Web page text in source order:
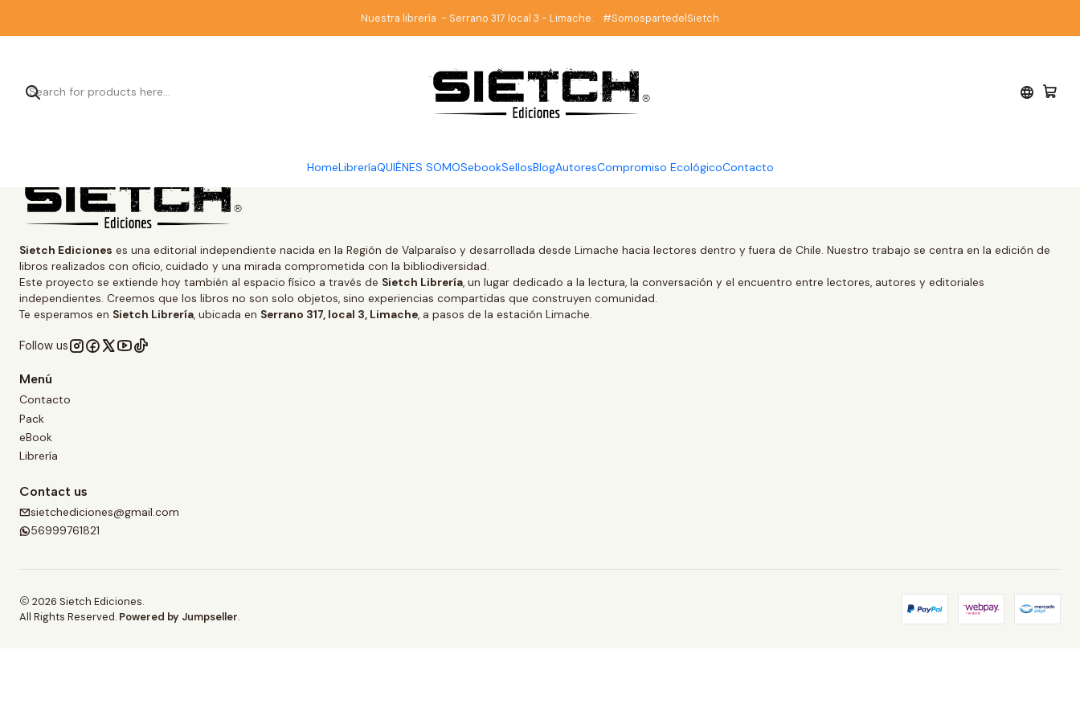
HomeLibreríaQUIÉNES SOMOSebookSellosBlogAutoresCompromiso EcológicoContacto
Nuestra librería - Serrano 317 local 3 - Limache. #SomospartedelSietch
Home Terms and Conditions
Terms and Conditions
Sietch Ediciones es una editorial independiente nacida en la Región de Valparaíso y desarrollada desde Limache hacia lectores dentro y fuera de Chile. Nuestro trabajo se centra en la edición de
libros realizados con oficio, cuidado y una mirada comprometida con la bibliodiversidad.
Este proyecto se extiende hoy también al espacio físico a través de Sietch Librería, un lugar dedicado a la lectura, la conversación y el encuentro entre lectores, autores y editoriales
independientes. Creemos que los libros no son solo objetos, sino experiencias compartidas que construyen comunidad.
Te esperamos en Sietch Librería, ubicada en Serrano 317, local 3, Limache, a pasos de la estación Limache.
Follow us
Menú
Contacto
Pack
eBook
Librería
Contact us
sietchediciones@gmail.com
56999761821
2026 Sietch Ediciones.
All Rights Reserved. Powered by Jumpseller.